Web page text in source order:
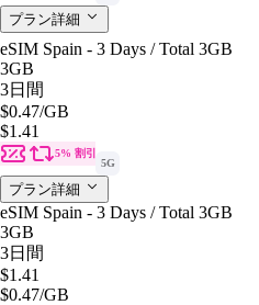
プラン詳細
eSIM Spain - 3 Days / Total 3GB
3GB
3日間
$0.47/GB
$1.41
5% 割引
5G
プラン詳細
eSIM Spain - 3 Days / Total 3GB
3GB
3日間
$1.41
$0.47/GB